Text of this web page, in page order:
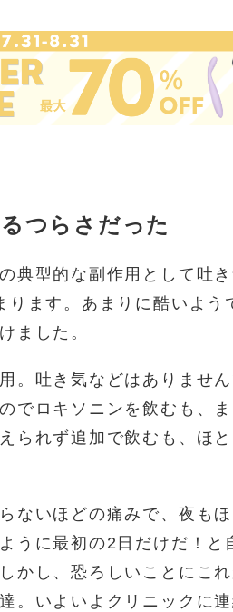
つらさだった
典型的な副作用として吐
ります。あまりに酷いよう
ました。
。吐き気などはありません
でロキソニンを飲むも、
れず追加で飲むも、ほ
ないほどの痛みで、夜も
うに最初の2日だけだ！と
かし、恐ろしいことにこ
。いよいよクリニックに